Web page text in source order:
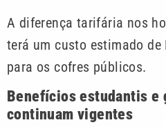
A diferença tarifária nos
terá um custo estimado de
para os cofres públicos.
Benefícios estudantis e
continuam vigentes